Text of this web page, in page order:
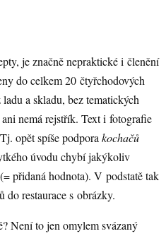
je značně nepraktické i členění
do celkem 20 čtyřchodových
a skladu, bez tematických
nemá rejstřík. Text i fotografie
opět spíše podpora kochačů
úvodu chybí jakýkoliv
přidaná hodnota). V podstatě tak
do restaurace s obrázky.
Není to jen omylem svázaný